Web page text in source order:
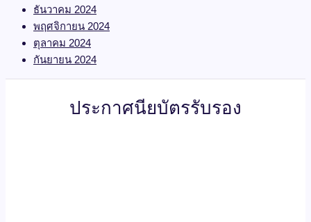
กุมภาพันธ์ 2025
มกราคม 2025
ธันวาคม 2024
พฤศจิกายน 2024